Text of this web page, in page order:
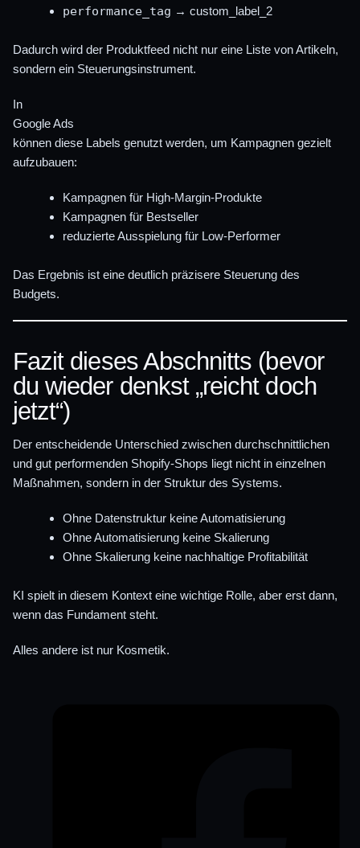
performance_tag → custom_label_2
Dadurch wird der Produktfeed nicht nur eine Liste von Artikeln,
sondern ein Steuerungsinstrument.
In
Google Ads
können diese Labels genutzt werden, um Kampagnen gezielt
aufzubauen:
Kampagnen für High-Margin-Produkte
Kampagnen für Bestseller
reduzierte Ausspielung für Low-Performer
Das Ergebnis ist eine deutlich präzisere Steuerung des
Budgets.
Fazit dieses Abschnitts (bevor
du wieder denkst „reicht doch
jetzt“)
Der entscheidende Unterschied zwischen durchschnittlichen
und gut performenden Shopify-Shops liegt nicht in einzelnen
Maßnahmen, sondern in der Struktur des Systems.
Ohne Datenstruktur keine Automatisierung
Ohne Automatisierung keine Skalierung
Ohne Skalierung keine nachhaltige Profitabilität
KI spielt in diesem Kontext eine wichtige Rolle, aber erst dann,
wenn das Fundament steht.
Alles andere ist nur Kosmetik.